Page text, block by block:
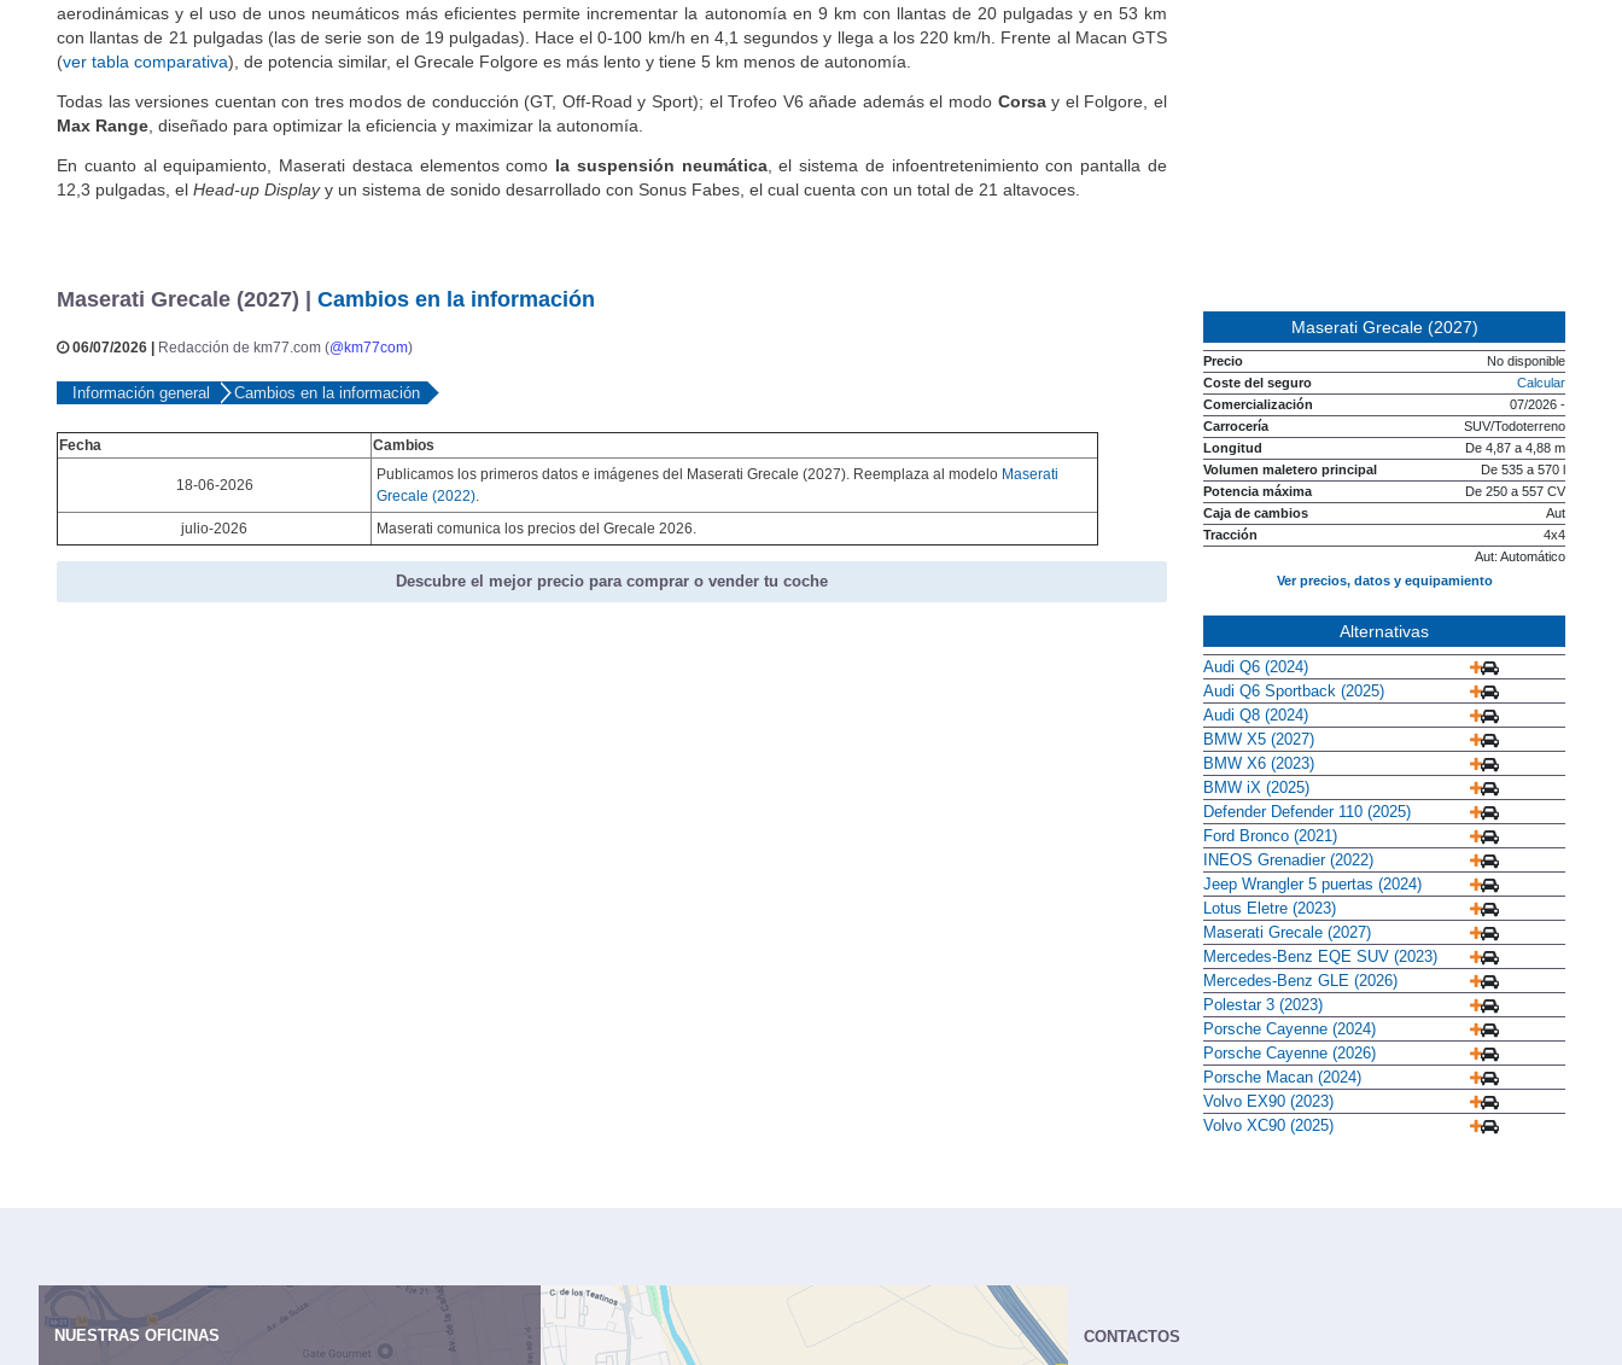
aerodinámicas y el uso de unos neumáticos más eficientes permite incrementar la autonomía en 9 km con llantas de 20 pulgadas y en 53 km
con llantas de 21 pulgadas (las de serie son de 19 pulgadas). Hace el 0-100 km/h en 4,1 segundos y llega a los 220 km/h. Frente al Macan GTS
(ver tabla comparativa), de potencia similar, el Grecale Folgore es más lento y tiene 5 km menos de autonomía.
Todas las versiones cuentan con tres modos de conducción (GT, Off-Road y Sport); el Trofeo V6 añade además el modo Corsay el Folgore, el
Max Range , diseñado para optimizar la eficiencia y maximizar la autonomía.
En cuanto al equipamiento, Maserati destaca elementos como la suspensión neumática, el sistema de infoentretenimiento con pantalla de
12,3 pulgadas, el Head-up Displayy un sistema de sonido desarrollado con Sonus Fabes, el cual cuenta con un total de 21 altavoces.
Maserati Grecale (2027) | Cambios en la información
06/07/2026 | Redacción de km77.com (@km77com)
Información general Cambios en la información
Fecha Cambios
18-06-2026
Publicamos los primeros datos e imágenes del Maserati Grecale (2027). Reemplaza al modelo Maserati
Grecale (2022).
julio-2026
Maserati comunica los precios del Grecale 2026.
Descubre el mejor precio para comprar o vender tu coche
Maserati Grecale (2027)
Precio
No disponible
Coste del seguro
Calcular
Comercialización
07/2026 -
Carrocería
SUV/Todoterreno
Longitud
De 4,87 a 4,88 m
Volumen maletero principal
De 535 a 570 l
Potencia máxima
De 250 a 557 CV
Caja de cambios
Aut
Tracción
4x4
Aut: Automático
Ver precios, datos y equipamiento
Alternativas
Audi Q6 (2024)
Audi Q6 Sportback (2025)
Audi Q8 (2024)
BMW X5 (2027)
BMW X6 (2023)
BMW iX (2025)
Defender Defender 110 (2025)
Ford Bronco (2021)
INEOS Grenadier (2022)
Jeep Wrangler 5 puertas (2024)
Lotus Eletre (2023)
Maserati Grecale (2027)
Mercedes-Benz EQE SUV (2023)
Mercedes-Benz GLE (2026)
Polestar 3 (2023)
Porsche Cayenne (2024)
Porsche Cayenne (2026)
Porsche Macan (2024)
Volvo EX90 (2023)
Volvo XC90 (2025)
NUESTRAS OFICINAS
CONTACTOS